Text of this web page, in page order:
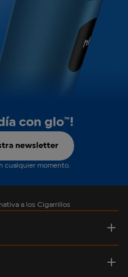
con glo™!
newsletter
cualquier momento.
a los Cigarrillos